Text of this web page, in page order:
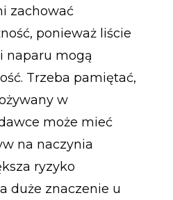
zachować
ponieważ liście
naparu mogą
Trzeba pamiętać,
w
może mieć
na naczynia
ryzyko
duże znaczenie u